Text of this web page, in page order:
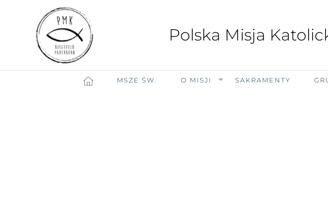
Polska Misja
MSZE ŚW. O MISJI SAKRAMENTY